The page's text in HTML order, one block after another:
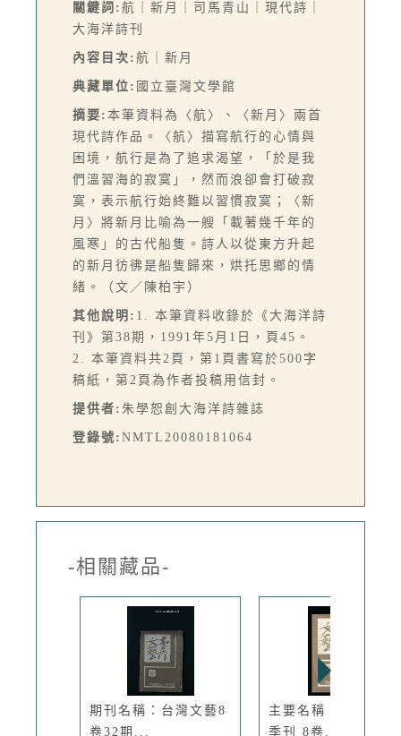
關鍵詞: 航｜新月｜司馬青山｜現代詩｜
大海洋詩刊
內容目次: 航｜新月
典藏單位: 國立臺灣文學館
摘要: 本筆資料為〈航〉、〈新月〉兩首
現代詩作品。〈航〉描寫航行的心情與
困境，航行是為了追求渴望，「於是我
們溫習海的寂寞」，然而浪卻會打破寂
寞，表示航行始終難以習慣寂寞；〈新
月〉將新月比喻為一艘「載著幾千年的
風寒」的古代船隻。詩人以從東方升起
的新月彷彿是船隻歸來，烘托思鄉的情
緒。（文／陳柏宇）
其他說明: 1. 本筆資料收錄於《大海洋詩
刊》第38期，1991年5月1日，頁45。
2. 本筆資料共2頁，第1頁書寫於500字
稿紙，第2頁為作者投稿用信封。
提供者: 朱學恕創大海洋詩雜誌
登錄號: NMTL20080181064
-相關藏品-
期刊名稱：台灣文藝8
卷32期...
主要名稱：台灣文藝
季刊 8卷...